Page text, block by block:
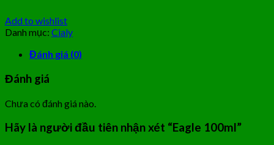
Add to wishlist
Danh mục: Cialy
Đánh giá (0)
Đánh giá
Chưa có đánh giá nào.
Hãy là người đầu tiên nhận xét “Eagle 100ml”